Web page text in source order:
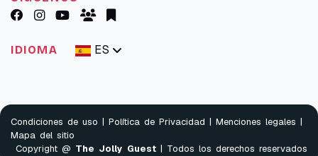
IDIOMA ES
Condiciones de uso | Política de Privacidad | Menciones legales |
Mapa del sitio
Copyright @ The Jolly Guest | Todos los derechos reservados